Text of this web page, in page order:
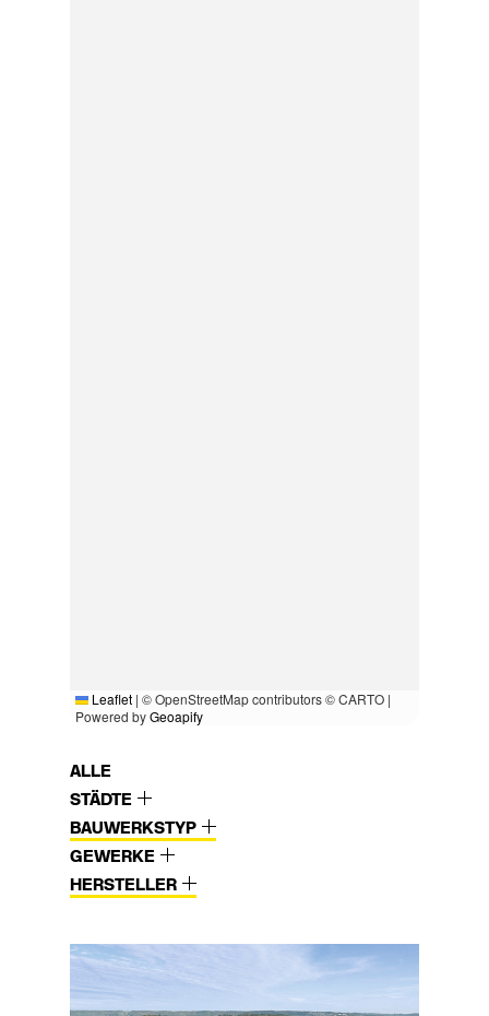
Leaflet | © OpenStreetMap contributors © CARTO |
Powered byGeoapify
ALLE
STÄDTE
BAUWERKSTYP
GEWERKE
HERSTELLER